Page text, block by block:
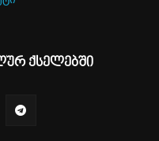
ქსელებში